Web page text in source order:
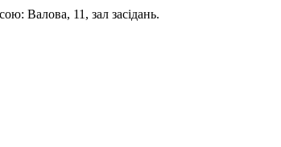
Валова, 11, зал засідань.